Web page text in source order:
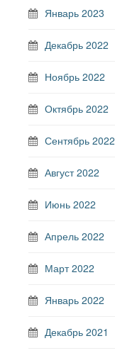
Январь 2023
Декабрь 2022
Ноябрь 2022
Октябрь 2022
Сентябрь 2022
Август 2022
Июнь 2022
Апрель 2022
Март 2022
Январь 2022
Декабрь 2021